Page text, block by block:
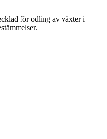
för odling av växter i